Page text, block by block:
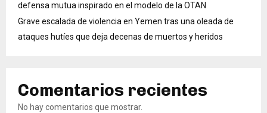
defensa mutua inspirado en el modelo de la OTAN
Grave escalada de violencia en Yemen tras una oleada de
ataques hutíes que deja decenas de muertos y heridos
Comentarios recientes
No hay comentarios que mostrar.